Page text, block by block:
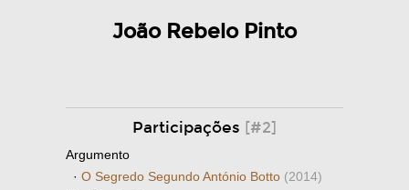
João Rebelo Pinto
Participações [#2]
Argumento
· O Segredo Segundo António Botto (2014)